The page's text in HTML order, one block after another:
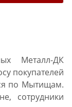
Металл-ДК
покупателей
по Мытищам.
сотрудники